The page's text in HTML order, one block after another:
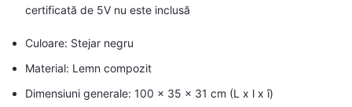
certificată de 5V nu este inclusă
Culoare: Stejar negru
Material: Lemn compozit
Dimensiuni generale: 100 x 35 x 31 cm (L x l x î)